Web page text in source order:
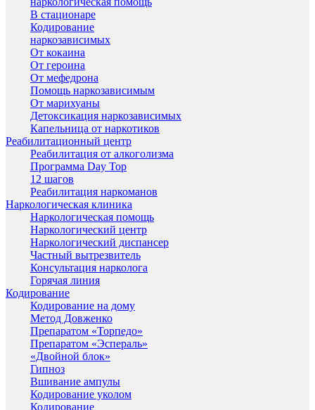
В стационаре
Кодирование
наркозависимых
От кокаина
От героина
От мефедрона
Помощь наркозависимым
От марихуаны
Детоксикация наркозависимых
Капельница от наркотиков
Реабилитационный центр
Реабилитация от алкоголизма
Программа Day Top
12 шагов
Реабилитация наркоманов
Наркологическая клиника
Наркологическая помощь
Наркологический центр
Наркологический диспансер
Частный вытрезвитель
Консультация нарколога
Горячая линия
Кодирование
Кодирование на дому
Метод Довженко
Препаратом «Торпедо»
Препаратом «Эспераль»
«Двойной блок»
Гипноз
Вшивание ампулы
Кодирование уколом
Кодирование